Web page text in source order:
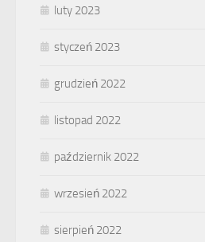
luty 2023
styczeń 2023
grudzień 2022
listopad 2022
październik 2022
wrzesień 2022
sierpień 2022